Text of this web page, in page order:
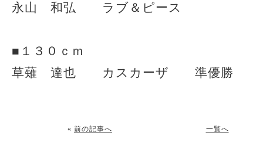
永山 和弘 ラブ＆ピース
■１３０ｃｍ
草薙 達也 カスカーザ 準優勝
« 前の記事へ 一覧へ